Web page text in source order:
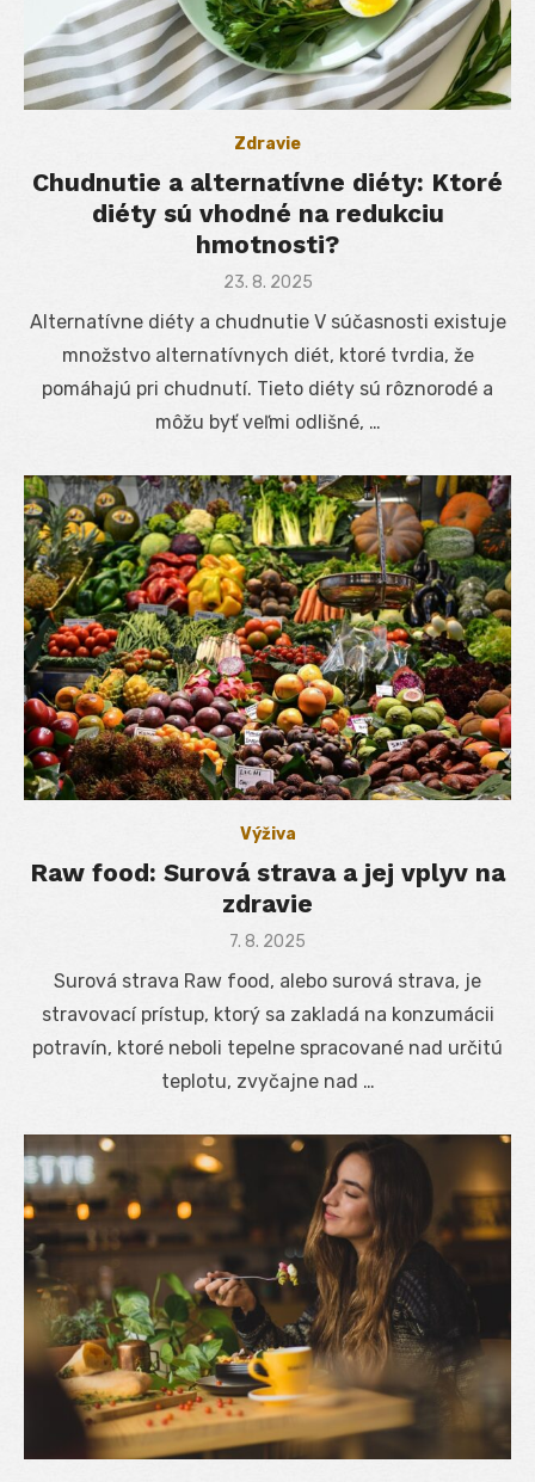
Zdravie
Chudnutie a alternatívne diéty: Ktoré
diéty sú vhodné na redukciu
hmotnosti?
Posted
23. 8. 2025
Alternatívne diéty a chudnutie V súčasnosti existuje
množstvo alternatívnych diét, ktoré tvrdia, že
pomáhajú pri chudnutí. Tieto diéty sú rôznorodé a
môžu byť veľmi odlišné, …
Výživa
Raw food: Surová strava a jej vplyv na
zdravie
Posted
7. 8. 2025
Surová strava Raw food, alebo surová strava, je
stravovací prístup, ktorý sa zakladá na konzumácii
potravín, ktoré neboli tepelne spracované nad určitú
teplotu, zvyčajne nad …